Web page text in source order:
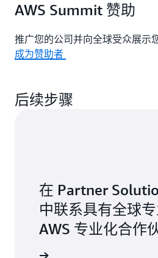
AWS Summit 赞助
推广您的公司并向全球受众展示
成为赞助者
后续步骤
在 Partner
中联系具有全球
AWS 专业化合作